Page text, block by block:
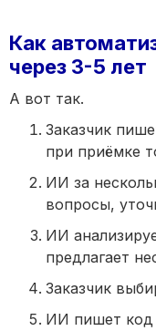
Как
через 3-5 лет
А вот так.
Заказчик
при приёмке
ИИ за
вопросы,
ИИ
предлагает
Заказчик
ИИ пишет код